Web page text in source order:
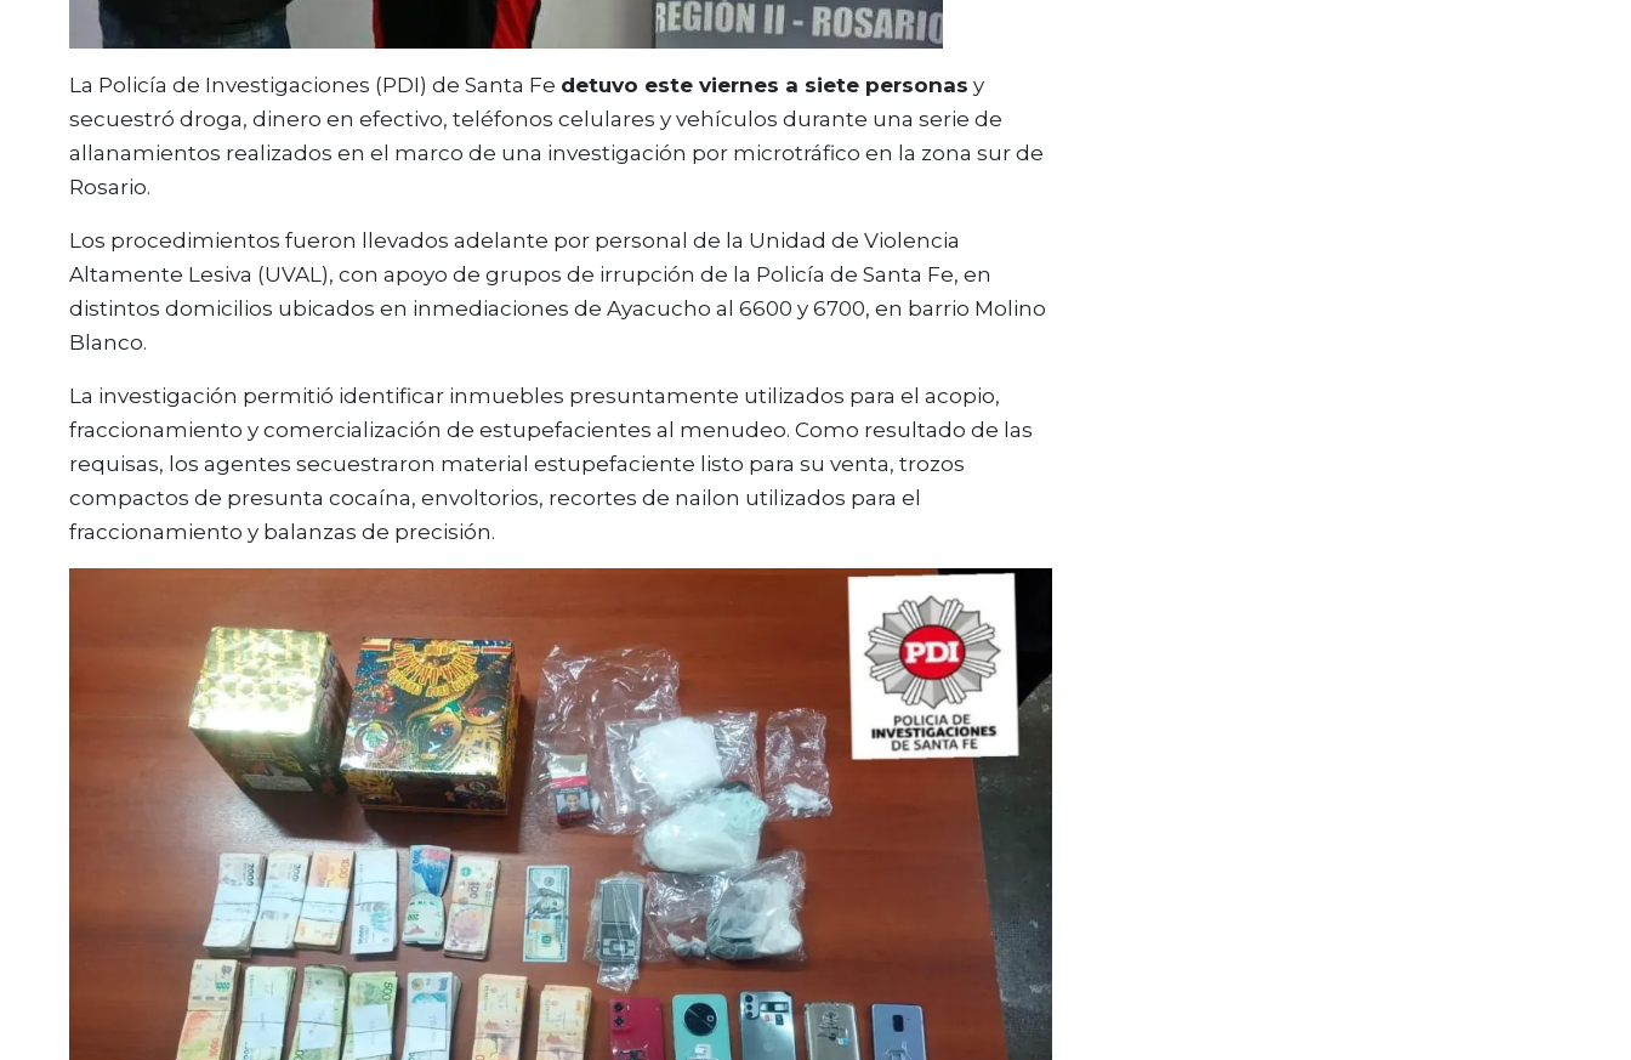
La Policía de Investigaciones (PDI) de Santa Fe detuvo este viernes a siete personas y
secuestró droga, dinero en efectivo, teléfonos celulares y vehículos durante una serie de
allanamientos realizados en el marco de una investigación por microtráfico en la zona sur de
Rosario.
Los procedimientos fueron llevados adelante por personal de la Unidad de Violencia
Altamente Lesiva (UVAL), con apoyo de grupos de irrupción de la Policía de Santa Fe, en
distintos domicilios ubicados en inmediaciones de Ayacucho al 6600 y 6700, en barrio Molino
Blanco.
La investigación permitió identificar inmuebles presuntamente utilizados para el acopio,
fraccionamiento y comercialización de estupefacientes al menudeo. Como resultado de las
requisas, los agentes secuestraron material estupefaciente listo para su venta, trozos
compactos de presunta cocaína, envoltorios, recortes de nailon utilizados para el
fraccionamiento y balanzas de precisión.